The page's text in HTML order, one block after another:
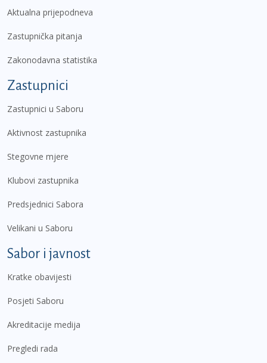
Aktualna prijepodneva
Zastupnička pitanja
Zakonodavna statistika
Zastupnici
Zastupnici u Saboru
Aktivnost zastupnika
Stegovne mjere
Klubovi zastupnika
Predsjednici Sabora
Velikani u Saboru
Sabor i javnost
Kratke obavijesti
Posjeti Saboru
Akreditacije medija
Pregledi rada